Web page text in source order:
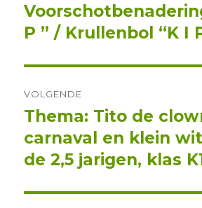
bericht:
P ” / Krullenbol “K I
VOLGENDE
Volgend
bericht:
Thema: Tito de
carnaval en klein
de 2,5 jarigen, klas